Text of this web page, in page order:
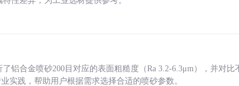
铝合金喷砂200目对应的表面粗糙度（Ra 3.2-6.3μm），并对比
实践，帮助用户根据需求选择合适的喷砂参数。